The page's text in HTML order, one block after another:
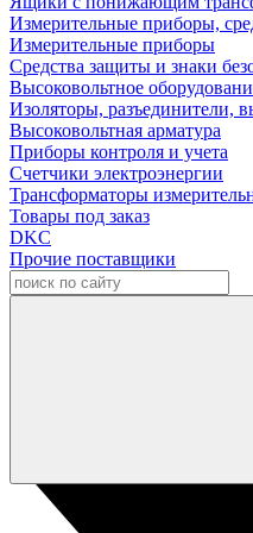
Измерительные приборы,
Измерительные приборы
Средства защиты и знаки
Высоковольтное
Изоляторы, разъединители,
Высоковольтная арматура
Приборы контроля и учета
Счетчики электроэнергии
Трансформаторы
Товары под заказ
DKC
Прочие поставщики